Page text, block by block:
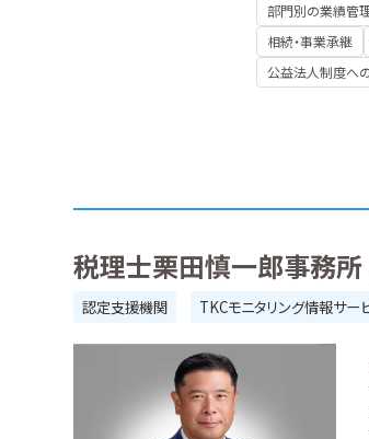
部門別の業績管
相続・事業承継
公益法人制度へ
税理士栗田慎一郎事務所
認定支援機関 TKCモニタリング情報サー